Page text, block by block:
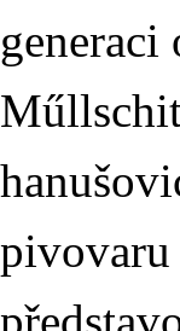
generaci
pivovaru